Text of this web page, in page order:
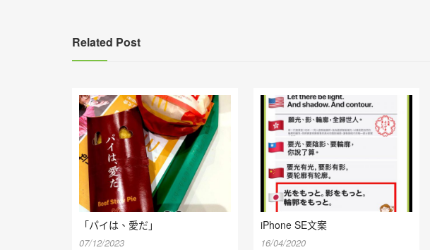
Related Post
「パイは、愛だ」
07/12/2023
iPhone SE文案
16/04/2020